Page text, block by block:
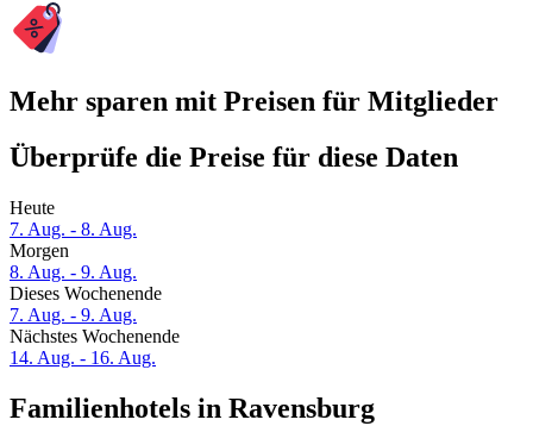
Mehr sparen mit Preisen für Mitglieder
Überprüfe die Preise für diese Daten
Heute
7. Aug. - 8. Aug.
Morgen
8. Aug. - 9. Aug.
Dieses Wochenende
7. Aug. - 9. Aug.
Nächstes Wochenende
14. Aug. - 16. Aug.
Familienhotels in Ravensburg